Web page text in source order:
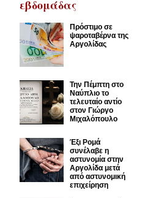
εβδομάδας
Πρόστιμο σε
ψαροταβέρνα της
Αργολίδας
Την Πέμπτη στο
Ναύπλιο το
τελευταίο αντίο
στον Γιώργο
Μιχαλόπουλο
Έξι Ρομά
συνέλαβε η
αστυνομία στην
Αργολίδα μετά
από αστυνομική
επιχείρηση